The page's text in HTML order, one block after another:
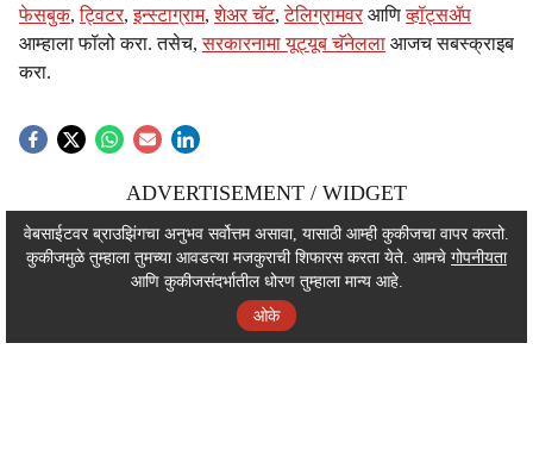
फेसबुक,ट्विटर,इन्स्टाग्राम,शेअर चॅट,टेलिग्रामवर आणिव्हॉट्सॲप
आम्हाला फॉलो करा. तसेच,सरकारनामा यूट्यूब चॅनेलला आजच सबस्क्राइब
करा.
ADVERTISEMENT / WIDGET
ADVERTISEMENT / WIDGET
ADVERTISEMENT / WIDGET
वेबसाईटवर ब्राउझिंगचा अनुभव सर्वोत्तम असावा, यासाठी आम्ही कुकीजचा वापर करतो.
कुकीजमुळे तुम्हाला तुमच्या आवडत्या मजकुराची शिफारस करता येते. आमचे गोपनीयता
आणि कुकीजसंदर्भातील धोरण तुम्हाला मान्य आहे.
ओके